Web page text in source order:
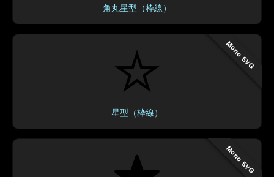
角丸星型（枠線）
Mono SVG
星型（枠線）
Mono SVG